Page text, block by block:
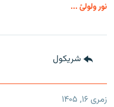
نور ولولئ ...
شريکول
زمری ۱۶, ۱۴۰۵